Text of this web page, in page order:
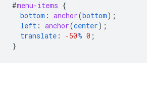
#menu-items {
bottom : anchor(bottom);
left : anchor(center);
translate : -50% 0 ;
}